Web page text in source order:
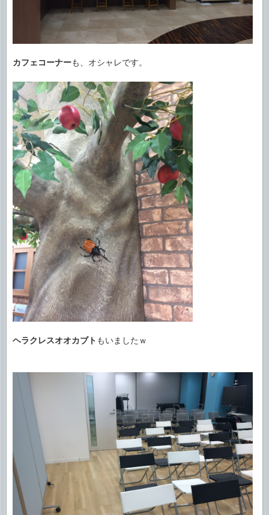
カフェコーナーも、オシャレです。
ヘラクレスオオカブト もいましたｗ